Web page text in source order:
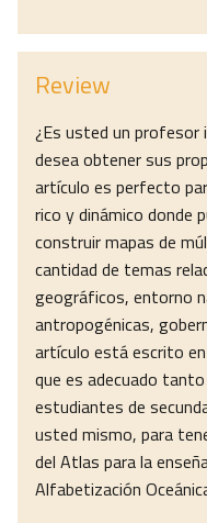
Review
¿Es usted un profesor
desea obtener sus
artículo es perfecto
rico y dinámico donde
construir mapas de
cantidad de temas
geográficos, entorno
antropogénicas,
artículo está escrito
que es adecuado
estudiantes de
usted mismo, para
del Atlas para la
Alfabetización